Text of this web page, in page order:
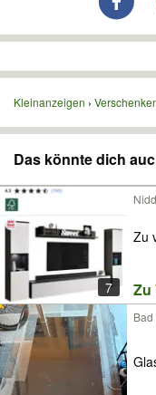
Kleinanzeigen
Das könnte dich
7
Zu
Zu